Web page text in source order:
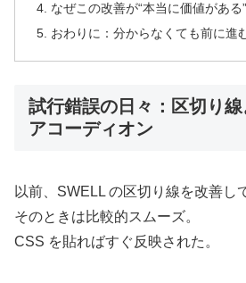
なぜこの改善が“本当に価値がある
おわりに：分からなくても前に進
試行錯誤の日々：区切り
アコーディオン
以前、SWELL の区切り線を改善し
そのときは比較的スムーズ。
CSS を貼ればすぐ反映された。